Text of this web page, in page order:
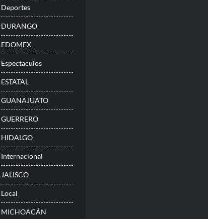
Deportes
DURANGO
EDOMEX
Espectaculos
ESTATAL
GUANAJUATO
GUERRERO
HIDALGO
Internacional
JALISCO
Local
MICHOACÁN